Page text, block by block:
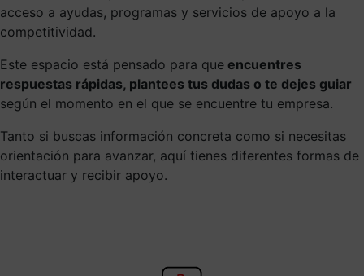
acceso a ayudas, programas y servicios de apoyo a la
competitividad.
Este espacio está pensado para que encuentres
respuestas rápidas, plantees tus dudas o te dejes guiar
según el momento en el que se encuentre tu empresa.
Tanto si buscas información concreta como si necesitas
orientación para avanzar, aquí tienes diferentes formas de
interactuar y recibir apoyo.